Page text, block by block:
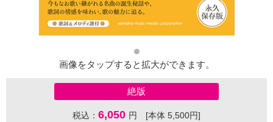
画像をタップすると拡大ができます。
絶版
税込： 6,050 円 [本体 5,500円]